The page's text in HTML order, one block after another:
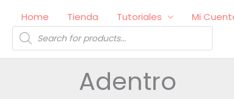
Home Tienda Tutoriales Mi
Búsqueda
de
productos
Adentro